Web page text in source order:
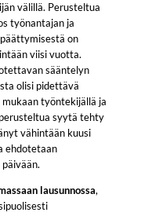
välillä. Perusteltua
työnantajan ja
on
viisi vuotta.
sääntelyn
olisi pidettävä
työntekijällä ja
syytä tehty
vähintään kuusi
ehdotetaan
lausunnossa,